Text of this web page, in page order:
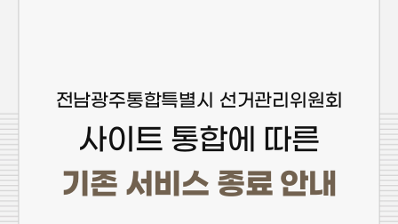
전남광주통합특별시 선거관리위원회
사이트 통합에 따른
기존 서비스 종료 안내